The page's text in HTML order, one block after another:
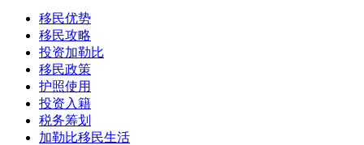
移民优势
移民攻略
投资加勒比
移民政策
护照使用
投资入籍
税务筹划
加勒比移民生活